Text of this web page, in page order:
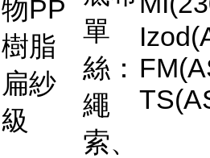
物PP
樹脂
扁紗
級
單
絲：
繩
索、